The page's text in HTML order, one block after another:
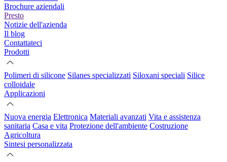
Brochure aziendali
Presto
Notizie dell'azienda
Il blog
Contattateci
Prodotti
Polimeri di silicone Silanes specializzati Siloxani speciali Silice
colloidale
Applicazioni
Nuova energia Elettronica Materiali avanzati Vita e assistenza
sanitaria Casa e vita Protezione dell'ambiente Costruzione
Agricoltura
Sintesi personalizzata